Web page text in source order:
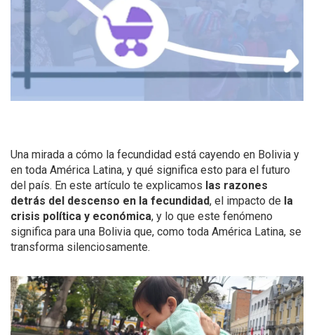
Una mirada a cómo la fecundidad está cayendo en Bolivia y
en toda América Latina, y qué significa esto para el futuro
del país. En este artículo te explicamos las razones
detrás del descenso en la fecundidad, el impacto de la
crisis política y económica, y lo que este fenómeno
significa para una Bolivia que, como toda América Latina, se
transforma silenciosamente.